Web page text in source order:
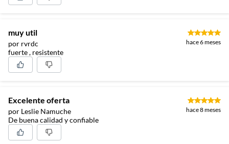
muy util
por rvrdc hace 6 meses
fuerte , resistente
Excelente oferta
por Leslie Namuche hace 8 meses
De buena calidad y confiable